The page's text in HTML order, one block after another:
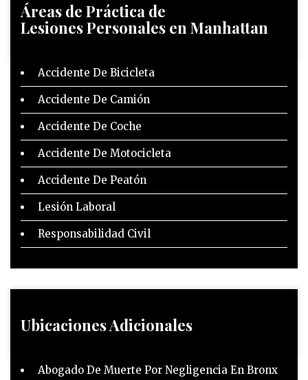
Áreas de Práctica de
Lesiones Personales en Manhattan
Accidente De Bicicleta
Accidente De Camión
Accidente De Coche
Accidente De Motocicleta
Accidente De Peatón
Lesión Laboral
Responsabilidad Civil
Ubicaciones Adicionales
Abogado De Muerte Por Negligencia En Bronx